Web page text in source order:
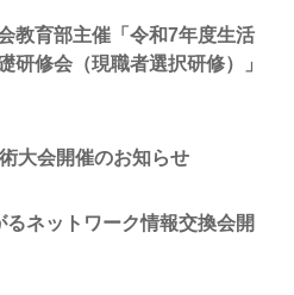
教育部主催「令和7年度生活
研修会（現職者選択研修）」
大会開催のお知らせ
ネットワーク情報交換会開